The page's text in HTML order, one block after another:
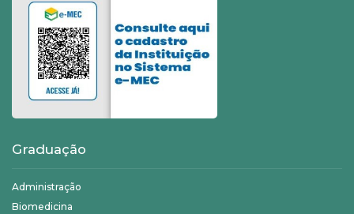
Graduação
Administração
Biomedicina